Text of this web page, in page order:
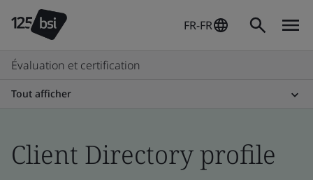
FR-FR
Évaluation et certification
Tout afficher
Client Directory profile